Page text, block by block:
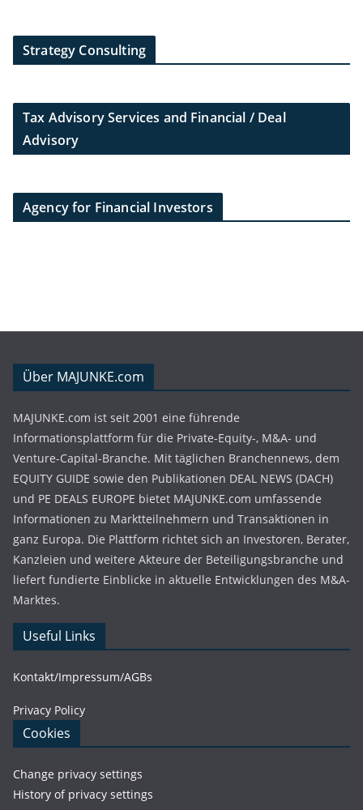
Strategy Consulting
Tax Advisory Services and Financial / Deal
Advisory
Agency for Financial Investors
Über MAJUNKE.com
MAJUNKE.com ist seit 2001 eine führende
Informationsplattform für die Private-Equity-, M&A- und
Venture-Capital-Branche. Mit täglichen Branchennews, dem
EQUITY GUIDE sowie den Publikationen DEAL NEWS (DACH)
und PE DEALS EUROPE bietet MAJUNKE.com umfassende
Informationen zu Marktteilnehmern und Transaktionen in
ganz Europa. Die Plattform richtet sich an Investoren, Berater,
Kanzleien und weitere Akteure der Beteiligungsbranche und
liefert fundierte Einblicke in aktuelle Entwicklungen des M&A-
Marktes.
Useful Links
Kontakt/Impressum/AGBs
Privacy Policy
Cookies
Change privacy settings
History of privacy settings